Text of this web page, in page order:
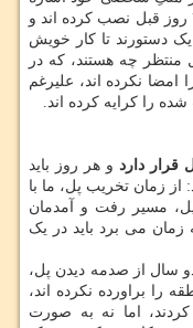
و اظهار می کند: داربست ها را هم حدود ۲۰ روز قبل نصب کرده اند و
دستورند تا کار خویش
منتظر چه هستند، که در
نکرده اند، علیرغم
را کرایه کرده اند.
دارد و هر روز باید
از زمان تخریب پل، ما با
مسیر رفت و آمدمان
زمان می برد باید در یک
سال از صدمه دیدن پل،
را براورده نکرده اند،
اما نه به صورت